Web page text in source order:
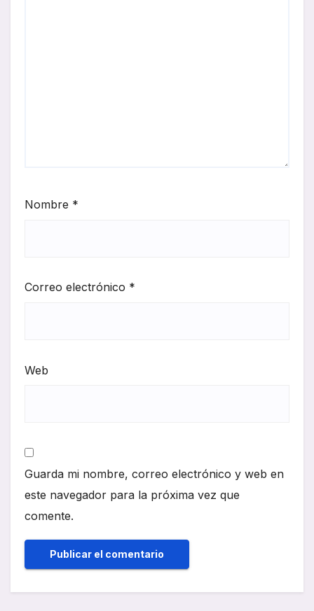
Nombre *
Correo electrónico *
Web
Guarda mi nombre, correo electrónico y web en
este navegador para la próxima vez que
comente.